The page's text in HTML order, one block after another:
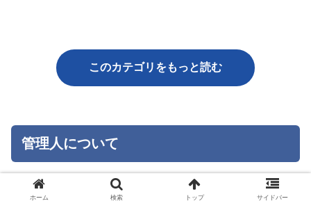
このカテゴリをもっと読む
管理人について
ホーム 検索 トップ サイドバー